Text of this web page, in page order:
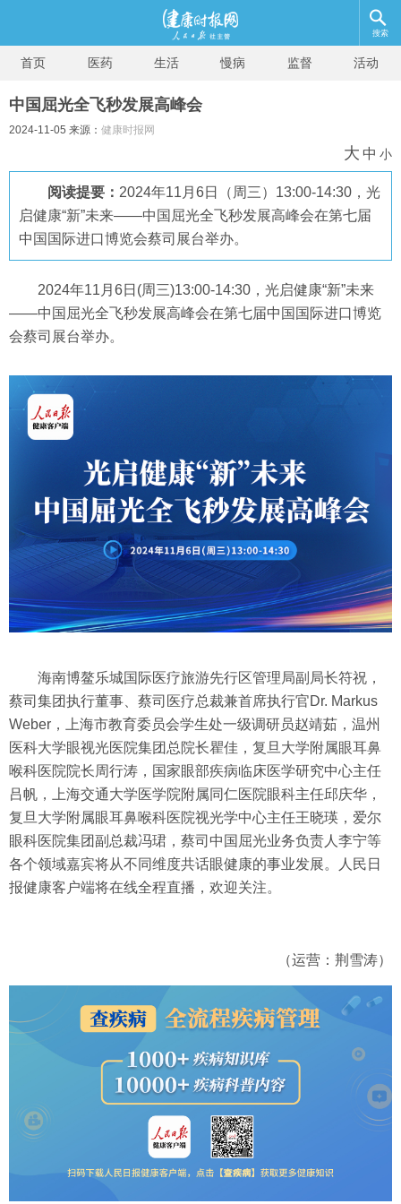
搜索
首页 医药 生活 慢病 监督 活动
中国屈光全飞秒发展高峰会
2024-11-05 来源： 健康时报网
大 中 小
阅读提要： 2024年11月6日（周三）13:00-14:30，光
启健康“新”未来——中国屈光全飞秒发展高峰会在第七届
中国国际进口博览会蔡司展台举办。
2024年11月6日(周三)13:00-14:30，光启健康“新”未来
——中国屈光全飞秒发展高峰会在第七届中国国际进口博览
会蔡司展台举办。
海南博鳌乐城国际医疗旅游先行区管理局副局长符祝，
蔡司集团执行董事、蔡司医疗总裁兼首席执行官Dr. Markus
Weber，上海市教育委员会学生处一级调研员赵靖茹，温州
医科大学眼视光医院集团总院长瞿佳，复旦大学附属眼耳鼻
喉科医院院长周行涛，国家眼部疾病临床医学研究中心主任
吕帆，上海交通大学医学院附属同仁医院眼科主任邱庆华，
复旦大学附属眼耳鼻喉科医院视光学中心主任王晓瑛，爱尔
眼科医院集团副总裁冯珺，蔡司中国屈光业务负责人李宁等
各个领域嘉宾将从不同维度共话眼健康的事业发展。人民日
报健康客户端将在线全程直播，欢迎关注。
（运营：荆雪涛）